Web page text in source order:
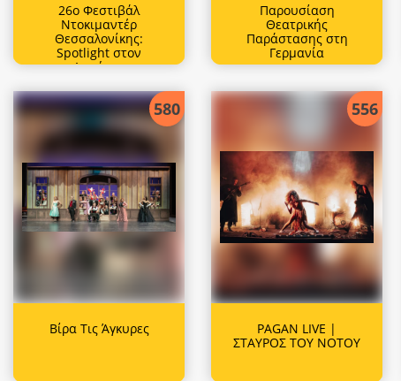
26ο Φεστιβάλ
Ντοκιμαντέρ
Θεσσαλονίκης:
Spotlight στον
Δημήτρη
Παρουσίαση
Θεατρικής
Παράστασης στη
Γερμανία
580
Βίρα Τις Άγκυρες
556
PAGAN LIVE |
ΣΤΑΥΡΟΣ ΤΟΥ ΝΟΤΟΥ